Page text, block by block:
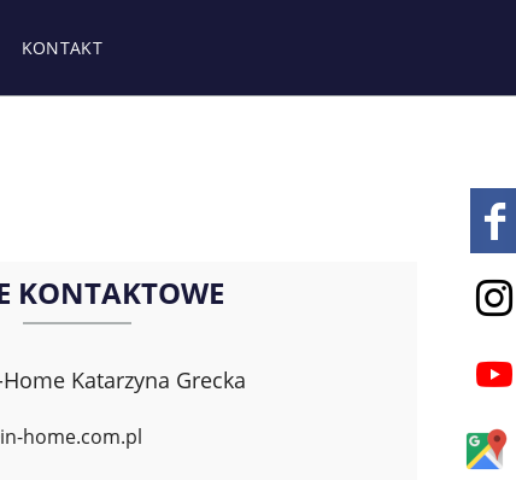
KONTAKT
KONTAKTOWE
Katarzyna Grecka
home.com.pl